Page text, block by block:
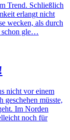
Trend. Schließlich
erlangt nicht
wecken, als durch
schon gle…
nicht vor einem
geschehen müsste,
Im Norden
noch für